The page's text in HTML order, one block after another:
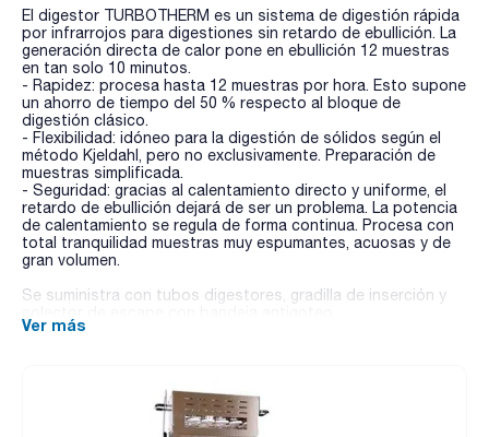
El digestor TURBOTHERM es un sistema de digestión rápida
por infrarrojos para digestiones sin retardo de ebullición. La
generación directa de calor pone en ebullición 12 muestras
en tan solo 10 minutos.
- Rapidez: procesa hasta 12 muestras por hora. Esto supone
un ahorro de tiempo del 50 % respecto al bloque de
digestión clásico.
- Flexibilidad: idóneo para la digestión de sólidos según el
método Kjeldahl, pero no exclusivamente. Preparación de
muestras simplificada.
- Seguridad: gracias al calentamiento directo y uniforme, el
retardo de ebullición dejará de ser un problema. La potencia
de calentamiento se regula de forma continua. Procesa con
total tranquilidad muestras muy espumantes, acuosas y de
gran volumen.
Se suministra con tubos digestores, gradilla de inserción y
Ver más